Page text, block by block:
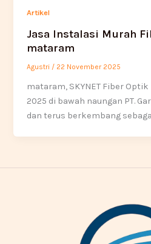
Artikel
Jasa Instalasi Murah
mataram
Agustri / 22 November 2025
mataram, SKYNET Fiber
2025 di bawah naungan PT.
dan terus berkembang